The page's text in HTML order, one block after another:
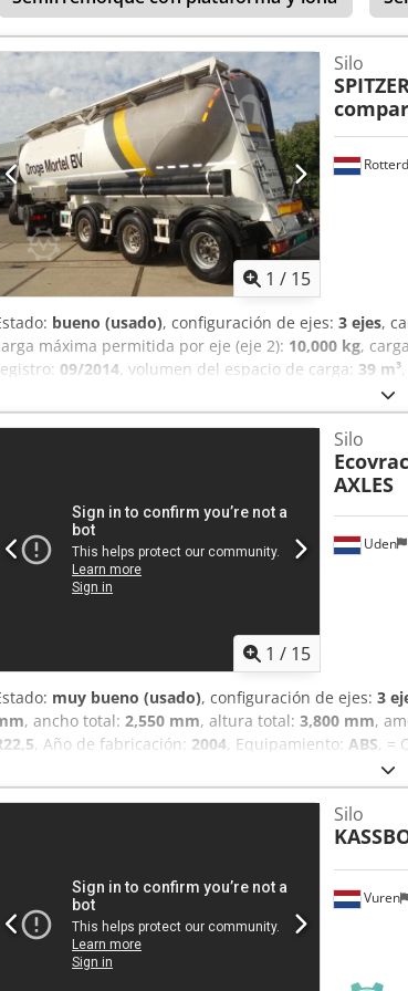
1 / 15
Silo
bueno (usado), configuración de ejes: 3 ejes,
máxima permitida por eje (eje 2): 10,000 kg,
09/2014, volumen del espacio de carga: 39 m³
,
y accesorios adicionales = - Engrase
tela eje direccional eje elevable, llantas de aluminio =
Suspensión: suspensión neumática eje trasero 1: eje
neumático izquierdo: 80%; Perfil neumático derecho:
Perfil neumático izquierdo: 80%; Perfil neumático
10.000 kg; Direccional; Perfil neumático izquierdo:
vacío: 6.560 kg Carga útil: 38.440 kg MMA: 45.000 kg
carrocería: Spitzer Número de compartimentos: 3
visual: bueno Más información Póngase en contacto
1 / 15
Uden
Silo
Ecovrac
AXLES
muy bueno (usado), configuración de ejes: 3
, ancho total: 2,550 mm, altura total: 3,800 mm,
, Año de fabricación: 2004, Equipamiento: ABS, =
neumática = Observaciones = TRANSPORTE A
385/65 R22,5 Marca de ejes: BPW
8.020 kg Carga útil: 29.980 kg MMA: 38.000 kg
Vuren
Silo